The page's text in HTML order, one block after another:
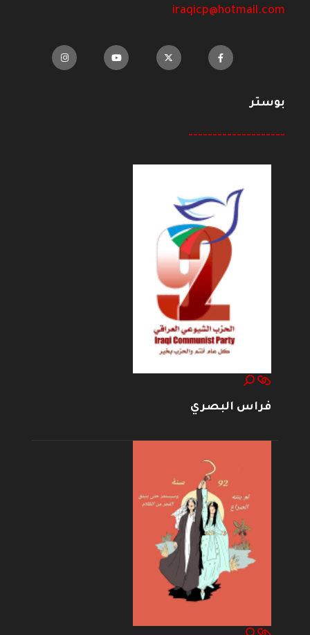
iraqicp@hotmail.com
بوستر
--------------------
فراس البصري